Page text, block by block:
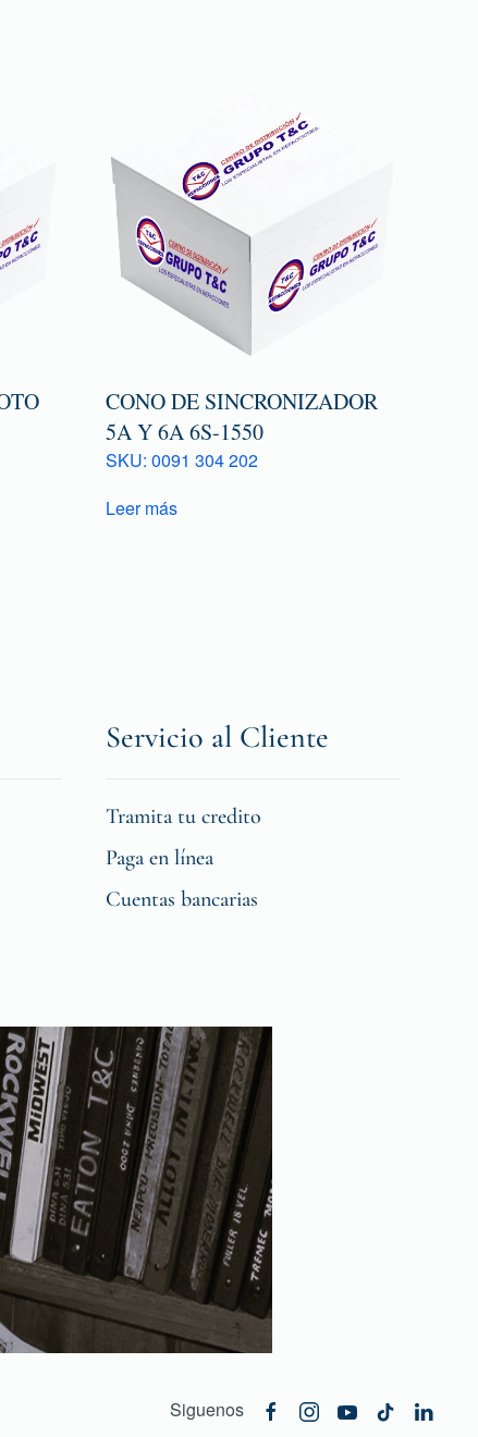
CONO DE SINCRONIZADOR
5A Y 6A 6S-1550
SKU: 0091 304 202
Leer más
Servicio al Cliente
Tramita tu credito
Paga en línea
Cuentas bancarias
Siguenos